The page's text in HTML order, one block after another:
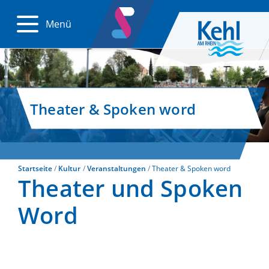
Menü
Theater & Spoken word
Startseite Kultur Veranstaltungen Theater & Spoken word
Theater und Spoken
Word